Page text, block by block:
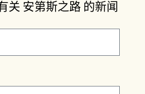
关 安第斯之路 的新闻